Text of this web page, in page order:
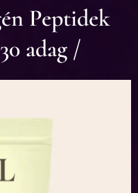
Peptidek
adag /